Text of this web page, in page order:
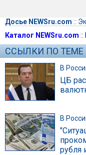
Досье NEWSru.com ::
Каталог NEWSru.com ::
ССЫЛКИ ПО ТЕМЕ
В
ЦБ
В
рубля